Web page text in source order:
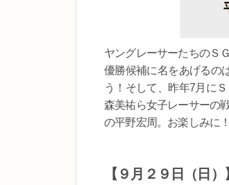
ヤングレーサーたちのＳ
優勝候補に名をあげるの
う！そして、昨年7月に
森美祐ら女子レーサーの
の平野宏周。お楽しみに！
【９月２９日（日